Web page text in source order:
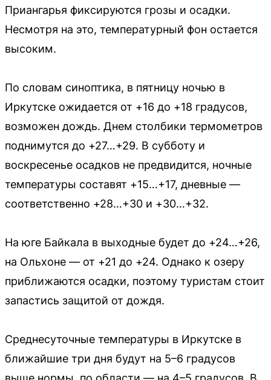
Приангарья фиксируются грозы и осадки.
Несмотря на это, температурный фон остается
высоким.
По словам синоптика, в пятницу ночью в
Иркутске ожидается от +16 до +18 градусов,
возможен дождь. Днем столбики термометров
поднимутся до +27…+29. В субботу и
воскресенье осадков не предвидится, ночные
температуры составят +15…+17, дневные —
соответственно +28…+30 и +30…+32.
На юге Байкала в выходные будет до +24…+26,
на Ольхоне — от +21 до +24. Однако к озеру
приближаются осадки, поэтому туристам стоит
запастись защитой от дождя.
Среднесуточные температуры в Иркутске в
ближайшие три дня будут на 5–6 градусов